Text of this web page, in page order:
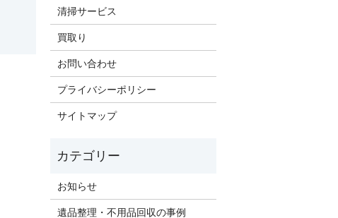
清掃サービス
買取り
お問い合わせ
プライバシーポリシー
サイトマップ
お知らせ
遺品整理・不用品回収の事例